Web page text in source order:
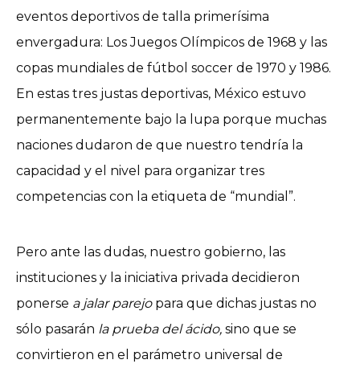
eventos deportivos de talla primerísima
envergadura: Los Juegos Olímpicos de 1968 y las
copas mundiales de fútbol soccer de 1970 y 1986.
En estas tres justas deportivas, México estuvo
permanentemente bajo la lupa porque muchas
naciones dudaron de que nuestro tendría la
capacidad y el nivel para organizar tres
competencias con la etiqueta de “mundial”.
Pero ante las dudas, nuestro gobierno, las
instituciones y la iniciativa privada decidieron
ponerse a jalar parejopara que dichas justas no
sólo pasarán la prueba del ácido, sino que se
convirtieron en el parámetro universal de